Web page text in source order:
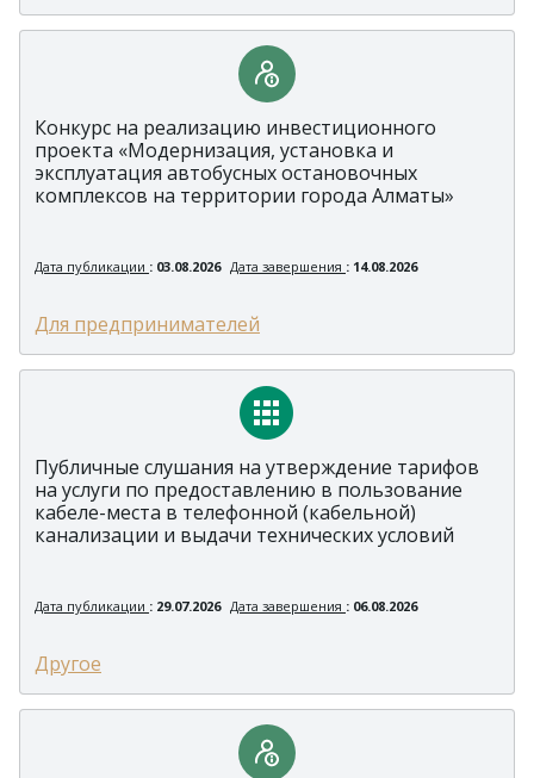
Конкурс на реализацию инвестиционного
проекта «Модернизация, установка и
эксплуатация автобусных остановочных
комплексов на территории города Алматы»
Дата публикации : 03.08.2026 Дата завершения : 14.08.2026
Для предпринимателей
Публичные слушания на утверждение тарифов
на услуги по предоставлению в пользование
кабеле-места в телефонной (кабельной)
канализации и выдачи технических условий
Дата публикации : 29.07.2026 Дата завершения : 06.08.2026
Другое